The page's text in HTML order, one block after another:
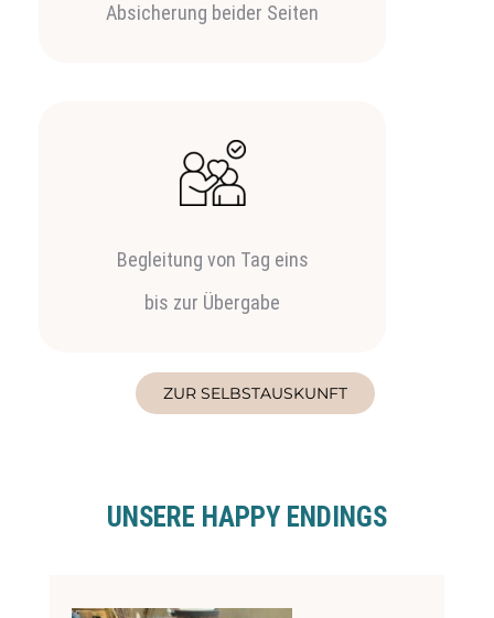
Absicherung beider Seiten
Begleitung von Tag eins
bis zur Übergabe
ZUR SELBSTAUSKUNFT
UNSERE HAPPY ENDINGS